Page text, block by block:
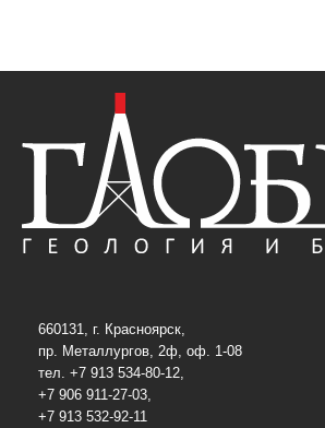
660131, г. Красноярск,
пр. Металлургов, 2ф, оф. 1-08
тел. +7 913 534-80-12,
+7 906 911-27-03,
+7 913 532-92-11